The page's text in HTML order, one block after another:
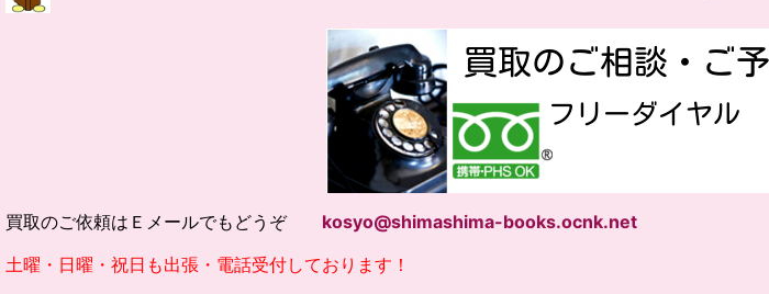
買取のご依頼はＥメールでもどうぞ kosyo@shimashima-books.ocnk.net
土曜・日曜・祝日も出張・電話受付しております！